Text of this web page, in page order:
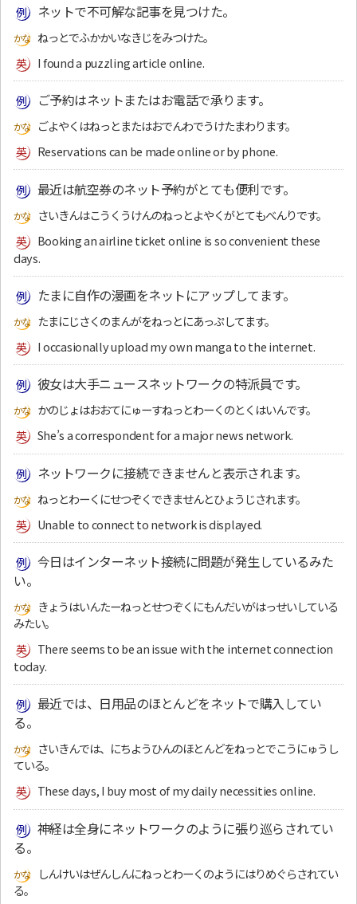
ネットで不可解な記事を見つけた。
ねっとでふかかいなきじをみつけた。
I found a puzzling article online.
ご予約はネットまたはお電話で承ります。
ごよやくはねっとまたはおでんわでうけたまわります。
Reservations can be made online or by phone.
最近は航空券のネット予約がとても便利です。
さいきんはこうくうけんのねっとよやくがとてもべんりです。
Booking an airline ticket online is so convenient these
days.
たまに自作の漫画をネットにアップしてます。
たまにじさくのまんがをねっとにあっぷしてます。
I occasionally upload my own manga to the internet.
彼女は大手ニュースネットワークの特派員です。
かのじょはおおてにゅーすねっとわーくのとくはいんです。
She’s a correspondent for a major news network.
ネットワークに接続できませんと表示されます。
ねっとわーくにせつぞくできませんとひょうじされます。
Unable to connect to network is displayed.
今日はインターネット接続に問題が発生しているみた
い。
きょうはいんたーねっとせつぞくにもんだいがはっせいしている
みたい。
There seems to be an issue with the internet connection
today.
最近では、日用品のほとんどをネットで購入してい
る。
さいきんでは、にちようひんのほとんどをねっとでこうにゅうし
ている。
These days, I buy most of my daily necessities online.
神経は全身にネットワークのように張り巡らされてい
る。
しんけいはぜんしんにねっとわーくのようにはりめぐらされてい
る。